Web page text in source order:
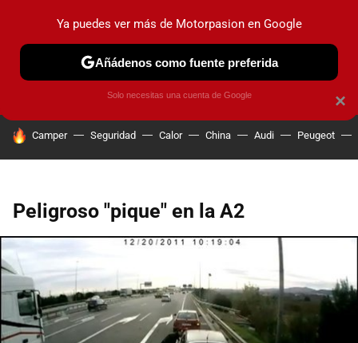
PRUEBAS COCHES ELÉCTRICOS OBSERVATORIO
HOY SE HABLA DE
Camper Seguridad Calor China Audi Peugeot
Peligroso "pique" en la A2
×
Ya puedes ver más de Motorpasion en Google
Añádenos como fuente preferida
Solo necesitas una cuenta de Google